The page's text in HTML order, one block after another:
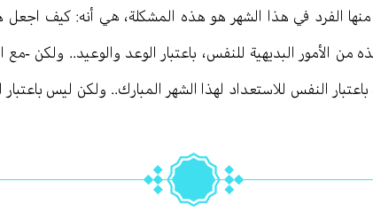
الفرد في هذا الشهر هو هذه المشكلة، هي أنه: كيف
من الأمور البديهية للنفس، باعتبار الوعد والوعيد.. ولكن
النفس للاستعداد لهذا الشهر المبارك.. ولكن ليس باعتبار